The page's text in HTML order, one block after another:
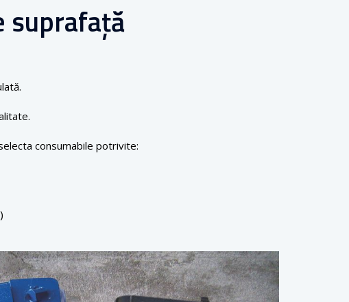
suprafață
consumabile potrivite: